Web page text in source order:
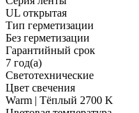
UL открытая
Тип герметизации
Без герметизации
Гарантийный срок
7 год(а)
Светотехнические
Цвет свечения
Warm | Тёплый 2700 K